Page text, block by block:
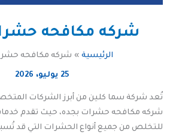
شركه مكافحه
الرئيسية شركه مكافحه
25 يوليو، 2026
تُعد شركة سما كلين من أبرز الشركات
شركه مكافحه حشرات بجده، حيث تقدم
للتخلص من جميع أنواع الحشرات التي قد